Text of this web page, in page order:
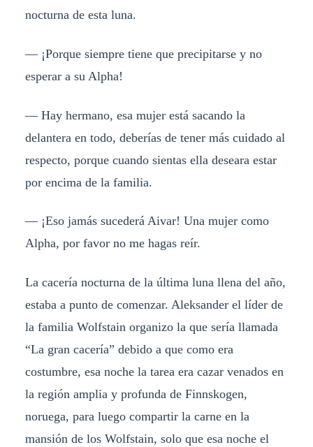
nocturna de esta luna.
— ¡Porque siempre tiene que precipitarse y no
esperar a su Alpha!
— Hay hermano, esa mujer está sacando la
delantera en todo, deberías de tener más cuidado al
respecto, porque cuando sientas ella deseara estar
por encima de la familia.
— ¡Eso jamás sucederá Aivar! Una mujer como
Alpha, por favor no me hagas reír.
La cacería nocturna de la última luna llena del año,
estaba a punto de comenzar. Aleksander el líder de
la familia Wolfstain organizo la que sería llamada
“La gran cacería” debido a que como era
costumbre, esa noche la tarea era cazar venados en
la región amplia y profunda de Finnskogen,
noruega, para luego compartir la carne en la
mansión de los Wolfstain, solo que esa noche el